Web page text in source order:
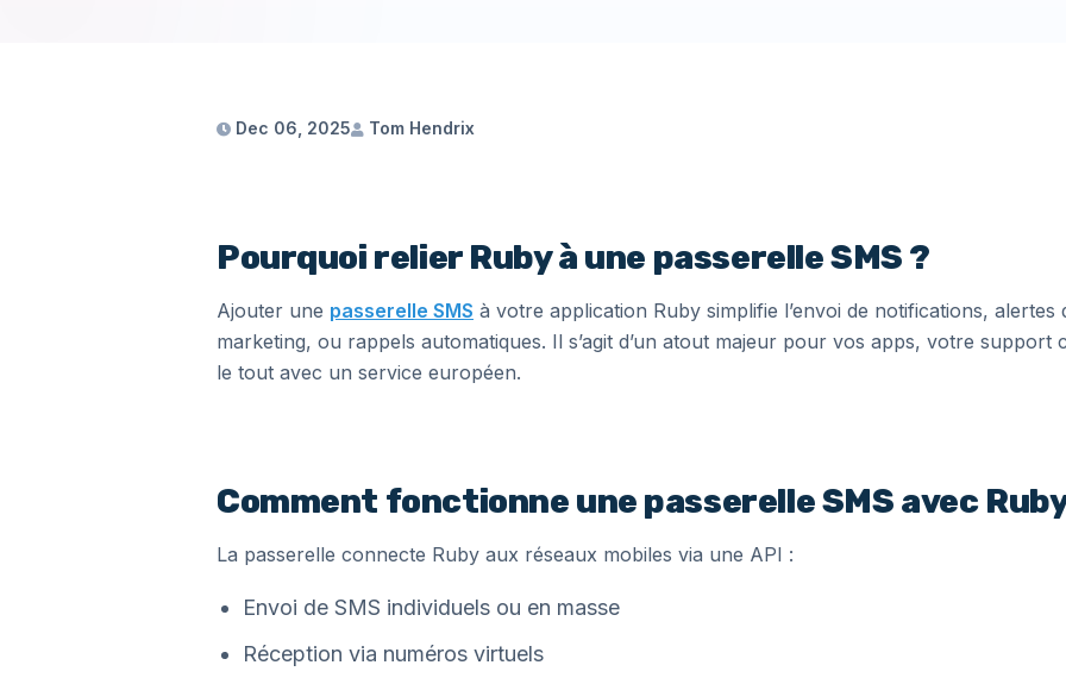
Dec 06, 2025 Tom Hendrix
Pourquoi relier Ruby à une passerelle SMS ?
Ajouter une passerelle SMS à votre application Ruby simplifie l’envoi de notifications, alertes
marketing, ou rappels automatiques. Il s’agit d’un atout majeur pour vos apps, votre
le tout avec un service européen.
Comment fonctionne une passerelle SMS avec
La passerelle connecte Ruby aux réseaux mobiles via une API :
Envoi de SMS individuels ou en masse
Réception via numéros virtuels